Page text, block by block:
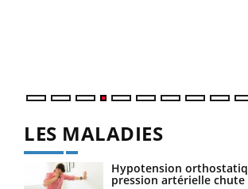
LES MALADIES
Hypotension
pression artérielle chute